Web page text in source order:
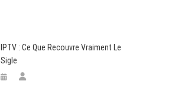
IPTV : Ce Que Recouvre Vraiment Le
Sigle